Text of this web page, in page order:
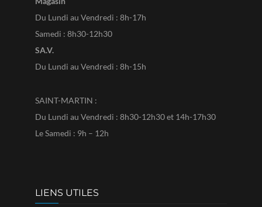
Du Lundi au Vendredi : 8h-17h
Samedi : 8h30-12h30
SA.V.
Du Lundi au Vendredi : 8h-15h
SAINT-MARTIN :
Du Lundi au Vendredi : 8h30-12h30 et 14h-17h30
Le Samedi : 9h – 12h
LIENS UTILES